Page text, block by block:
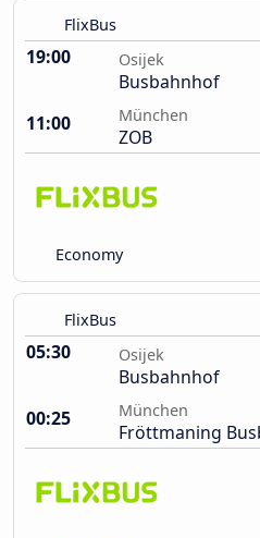
FlixBus
19:00 Osijek
Busbahnhof
11:00
München
ZOB
Economy
FlixBus
05:30 Osijek
Busbahnhof
00:25
München
Fröttmaning